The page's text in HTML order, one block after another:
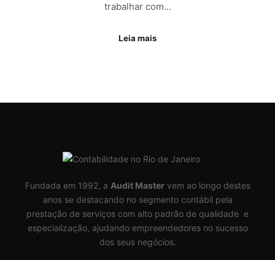
trabalhar com…
Leia mais
Fundada em 1992, a Audit Mastervem ao longo destes
anos se destacando no segmento contábil pela
prestação de serviços com alto padrão de qualidade e
especialização, ajudando empreendedores no sucesso
dos seus negócios.